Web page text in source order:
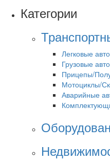
Категории
Легковые
Грузовые
Прицепы/
Мотоциклы/
Аварийные